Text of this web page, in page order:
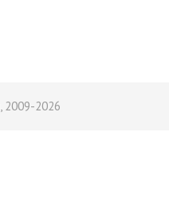
, 2009-2026